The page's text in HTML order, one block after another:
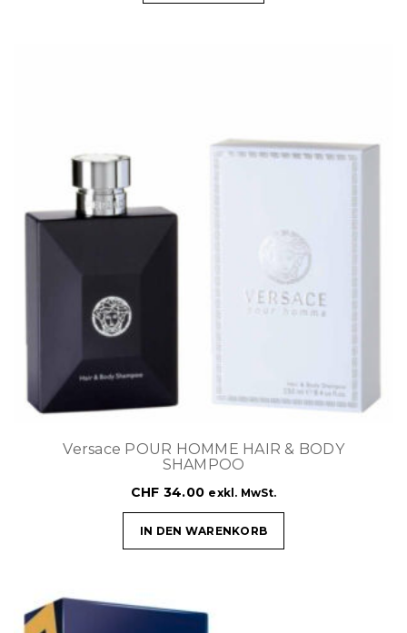
Versace POUR HOMME HAIR & BODY
SHAMPOO
CHF 34.00 exkl. MwSt.
IN DEN WARENKORB